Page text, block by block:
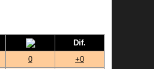
Dif.
0
+0